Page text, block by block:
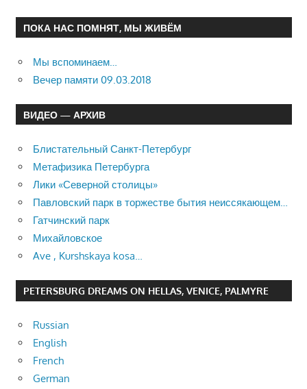
ПОКА НАС ПОМНЯТ, МЫ ЖИВЁМ
Мы вспоминаем…
Вечер памяти 09.03.2018
ВИДЕО — АРХИВ
Блистательный Санкт-Петербург
Метафизика Петербурга
Лики «Северной столицы»
Павловский парк в торжестве бытия неиссякающем…
Гатчинский парк
Михайловское
Ave , Kurshskaya kosa…
PETERSBURG DREAMS ON HELLAS, VENICE, PALMYRE
Russian
English
French
German